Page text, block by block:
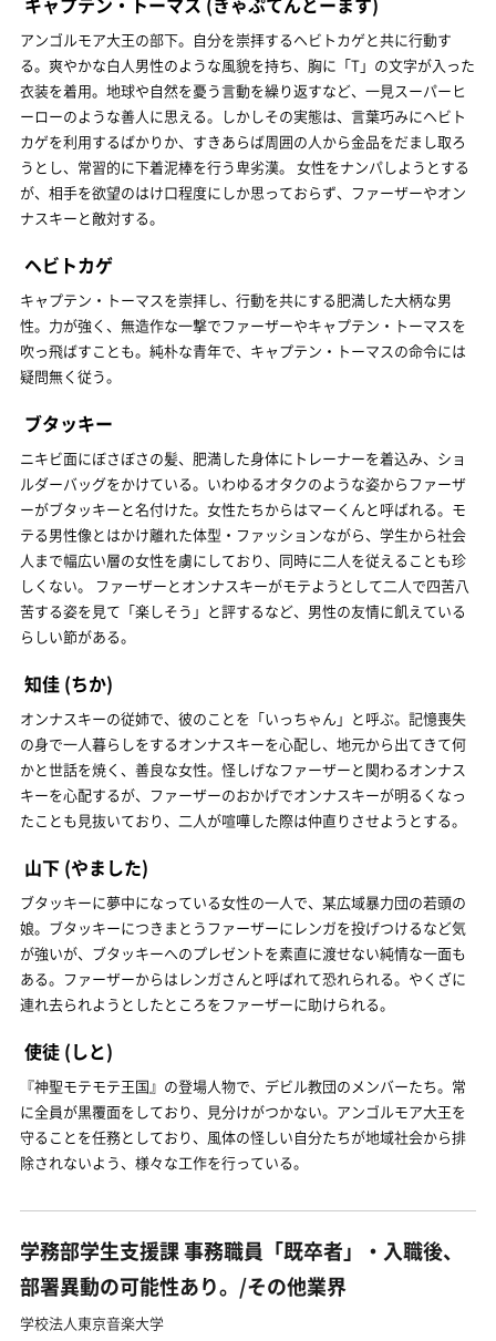
アンゴルモア大王の部下。自分を崇拝するヘビトカゲと共に行動す
る。爽やかな白人男性のような風貌を持ち、胸に「T」の文字が入った
衣装を着用。地球や自然を憂う言動を繰り返すなど、一見スーパーヒ
ーローのような善人に思える。しかしその実態は、言葉巧みにヘビト
カゲを利用するばかりか、すきあらば周囲の人から金品をだまし取ろ
うとし、常習的に下着泥棒を行う卑劣漢。 女性をナンパしようとする
が、相手を欲望のはけ口程度にしか思っておらず、ファーザーやオン
ナスキーと敵対する。
ヘビトカゲ
キャプテン・トーマスを崇拝し、行動を共にする肥満した大柄な男
性。力が強く、無造作な一撃でファーザーやキャプテン・トーマスを
吹っ飛ばすことも。純朴な青年で、キャプテン・トーマスの命令には
疑問無く従う。
ブタッキー
ニキビ面にぼさぼさの髪、肥満した身体にトレーナーを着込み、ショ
ルダーバッグをかけている。いわゆるオタクのような姿からファーザ
ーがブタッキーと名付けた。女性たちからはマーくんと呼ばれる。モ
テる男性像とはかけ離れた体型・ファッションながら、学生から社会
人まで幅広い層の女性を虜にしており、同時に二人を従えることも珍
しくない。 ファーザーとオンナスキーがモテようとして二人で四苦八
苦する姿を見て「楽しそう」と評するなど、男性の友情に飢えている
らしい節がある。
知佳 (ちか)
オンナスキーの従姉で、彼のことを「いっちゃん」と呼ぶ。記憶喪失
の身で一人暮らしをするオンナスキーを心配し、地元から出てきて何
かと世話を焼く、善良な女性。怪しげなファーザーと関わるオンナス
キーを心配するが、ファーザーのおかげでオンナスキーが明るくなっ
たことも見抜いており、二人が喧嘩した際は仲直りさせようとする。
山下 (やました)
ブタッキーに夢中になっている女性の一人で、某広域暴力団の若頭の
娘。ブタッキーにつきまとうファーザーにレンガを投げつけるなど気
が強いが、ブタッキーへのプレゼントを素直に渡せない純情な一面も
ある。ファーザーからはレンガさんと呼ばれて恐れられる。やくざに
連れ去られようとしたところをファーザーに助けられる。
使徒 (しと)
『神聖モテモテ王国』の登場人物で、デビル教団のメンバーたち。常
に全員が黒覆面をしており、見分けがつかない。アンゴルモア大王を
守ることを任務としており、風体の怪しい自分たちが地域社会から排
除されないよう、様々な工作を行っている。
学務部学生支援課 事務職員「既卒者」・入職後、
部署異動の可能性あり。/その他業界
学校法人東京音楽大学